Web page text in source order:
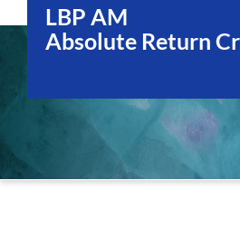
LBP AM
​​​​​​​Absolute Return